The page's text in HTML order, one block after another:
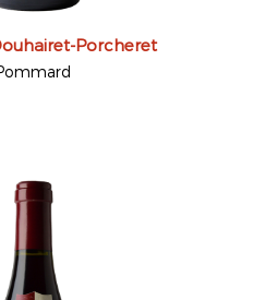
Porcheret